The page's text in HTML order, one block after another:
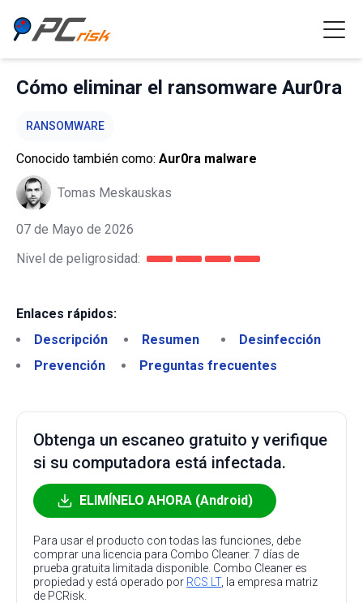
Cómo eliminar el ransomware Aur0ra
RANSOMWARE
Conocido también como: Aur0ra malware
Tomas Meskauskas
07 de Mayo de 2026
Nivel de peligrosidad:
Enlaces rápidos:
Descripción
Resumen
Desinfección
Prevención
Preguntas frecuentes
Obtenga un escaneo gratuito y verifique
si su computadora está infectada.
ELIMÍNELO AHORA (Android)
Para usar el producto con todas las funciones, debe
comprar una licencia para Combo Cleaner. 7 días de
prueba gratuita limitada disponible. Combo Cleaner es
propiedad y está operado por RCS LT, la empresa matriz
de PCRisk.